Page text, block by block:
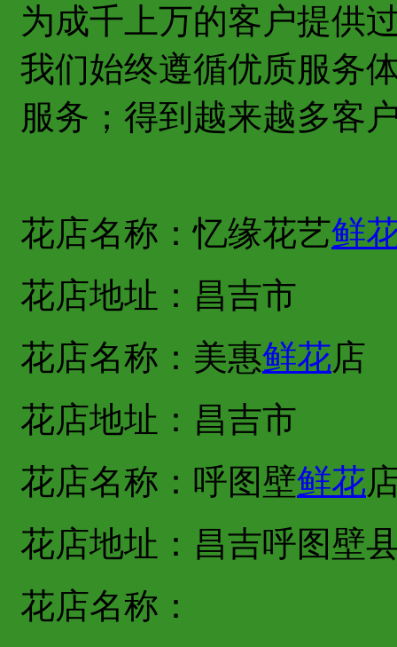
为成千上万的客户提供
我们始终遵循优质服务
服务；得到越来越多客
花店名称：忆缘花艺鲜
花店地址：昌吉市
花店名称：美惠鲜花店
花店地址：昌吉市
花店名称：呼图壁鲜花
花店地址：昌吉呼图壁
花店名称：